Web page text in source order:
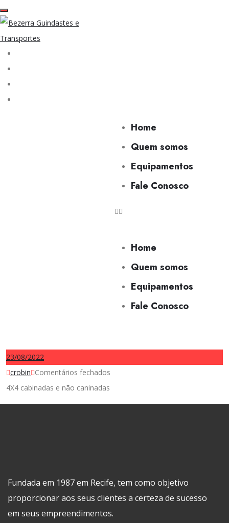
Home
Quem somos
Equipamentos
Fale Conosco
Home
Quem somos
Equipamentos
Fale Conosco
23/08/2022
crobin Comentários fechados
4X4 cabinadas e não caninadas
Fundada em 1987 em Recife, tem como objetivo
proporcionar aos seus clientes a certeza de sucesso
em seus empreendimentos.